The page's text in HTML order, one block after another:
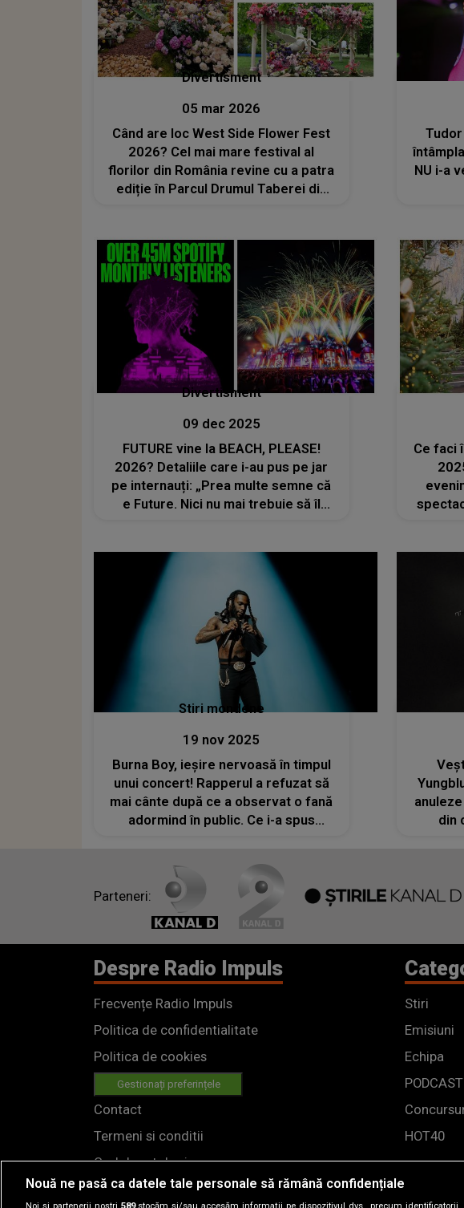
Divertisment
05 mar 2026
Când are loc West Side Flower Fest
2026? Cel mai mare festival al
florilor din România revine cu a patra
ediție în Parcul Drumul Taberei din
NU i-a
Divertisment
09 dec 2025
FUTURE vine la BEACH, PLEASE!
2026? Detaliile care i-au pus pe jar
pe internauți: „Prea multe semne că
e Future. Nici nu mai trebuie să îl
Ce faci
Stiri mondene
19 nov 2025
Burna Boy, ieșire nervoasă în timpul
unui concert! Rapperul a refuzat să
mai cânte după ce a observat o fană
adormind în public. Ce i-a spus
din
serios
Parteneri:
Despre Radio Impuls
Frecvențe Radio Impuls
Politica de confidentialitate
Politica de cookies
Gestionați preferințele
Contact
Termeni si conditii
Cod deontologic
Regulamente
Stiri
Emisiuni
Echipa
PODCAST
HOT40
Nouă ne pasă ca datele tale personale să rămână confidențiale